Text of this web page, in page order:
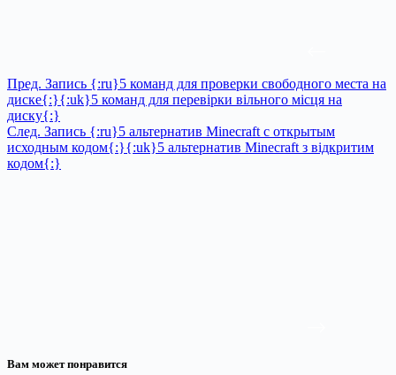
Пред. Запись {:ru}5 команд для проверки свободного места на
диске{:}{:uk}5 команд для перевірки вільного місця на
диску{:}
След. Запись {:ru}5 альтернатив Minecraft с открытым
исходным кодом{:}{:uk}5 альтернатив Minecraft з відкритим
кодом{:}
Вам может понравится